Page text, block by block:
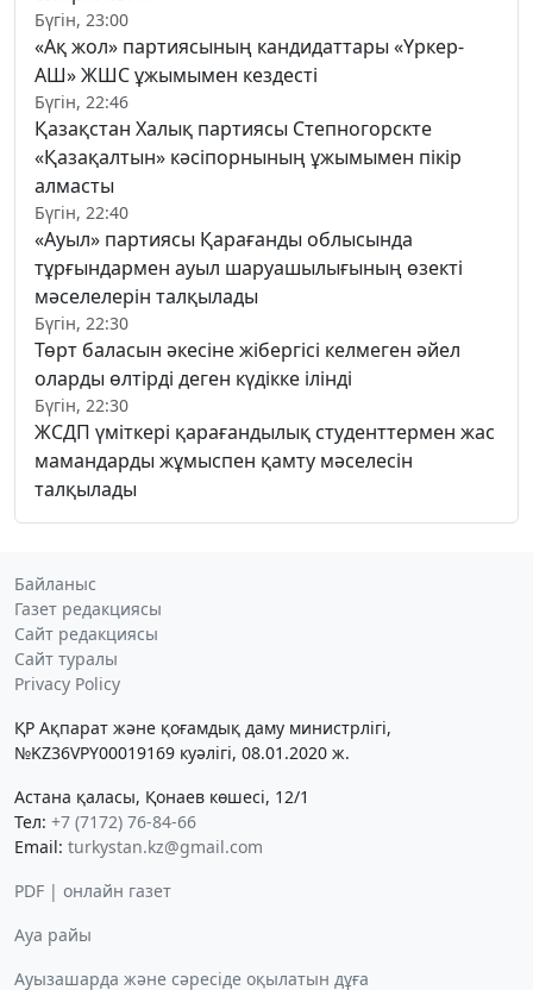
Бүгін, 23:00
«Ақ жол» партиясының кандидаттары «Үркер-
АШ» ЖШС ұжымымен кездесті
Бүгін, 22:46
Қазақстан Халық партиясы Степногорскте
«Қазақалтын» кәсіпорнының ұжымымен пікір
алмасты
Бүгін, 22:40
«Ауыл» партиясы Қарағанды облысында
тұрғындармен ауыл шаруашылығының өзекті
мәселелерін талқылады
Бүгін, 22:30
Төрт баласын әкесіне жібергісі келмеген әйел
оларды өлтірді деген күдікке ілінді
Бүгін, 22:30
ЖСДП үміткері қарағандылық студенттермен жас
мамандарды жұмыспен қамту мәселесін
талқылады
Байланыс
Газет редакциясы
Сайт редакциясы
Сайт туралы
Privacy Policy
ҚР Ақпарат және қоғамдық даму министрлігі,
№KZ36VPY00019169 куәлігі, 08.01.2020 ж.
Астана қаласы, Қонаев көшесі, 12/1
Тел: +7 (7172) 76-84-66
Email: turkystan.kz@gmail.com
PDF | онлайн газет
Ауа райы
Ауызашарда және сәресіде оқылатын дұға